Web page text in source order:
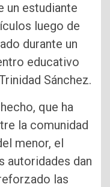
un estudiante
luego de
durante un
educativo
Sánchez.
que ha
la comunidad
menor, el
autoridades dan
las